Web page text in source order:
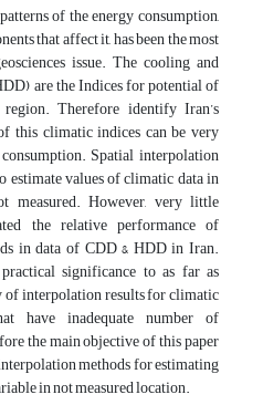
of the energy consumption,
that affect it, has been the most
issue. The cooling and
are the Indices for potential of
Therefore identify Iran’s
this climatic indices can be very
Spatial interpolation
estimate values of climatic data in
measured. However, very little
the relative performance of
in data of CDD & HDD in Iran.
significance to as far as
of interpolation results for climatic
have inadequate number of
the main objective of this paper
methods for estimating
in not measured location.